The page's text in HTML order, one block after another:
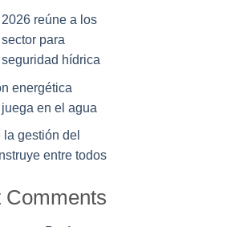
reúne a los
para
hídrica
energética
en el agua
la gestión del
entre todos
Comments